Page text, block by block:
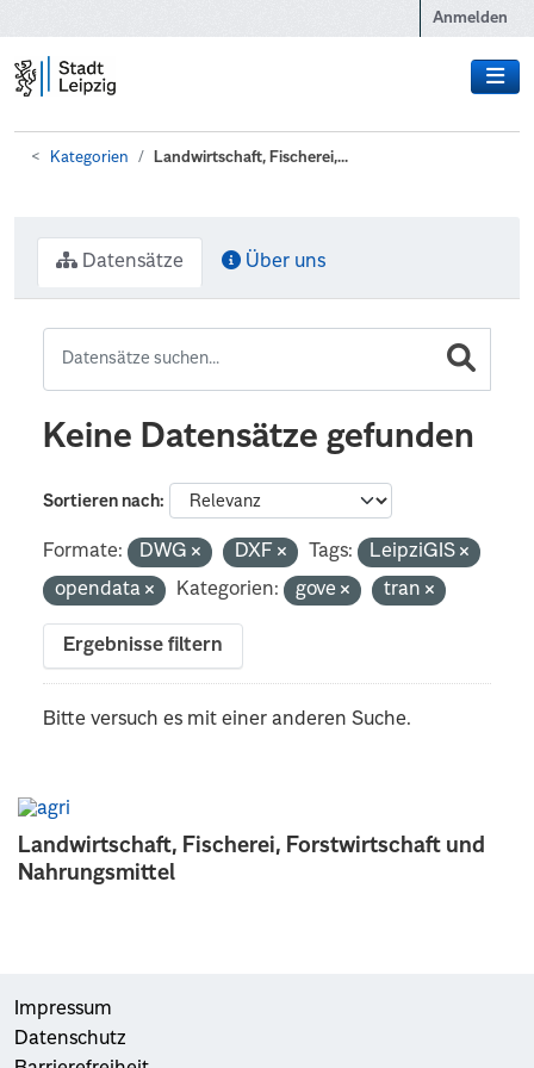
Anmelden
Kategorien Landwirtschaft, Fischerei,...
Landwirtschaft, Fischerei, Forstwirtschaft und
Nahrungsmittel
Datensätze Über uns
Keine Datensätze gefunden
Sortieren nach
Formate: DWG DXF Tags:
LeipziGIS
opendata
Kategorien: gove tran
Ergebnisse filtern
Bitte versuch es mit einer anderen Suche.
Impressum
Datenschutz